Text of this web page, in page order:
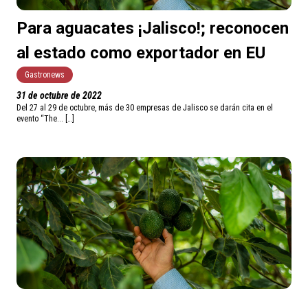
Para aguacates ¡Jalisco!; reconocen
al estado como exportador en EU
Gastronews
31 de octubre de 2022
Del 27 al 29 de octubre, más de 30 empresas de Jalisco se darán cita en el
evento “The... […]